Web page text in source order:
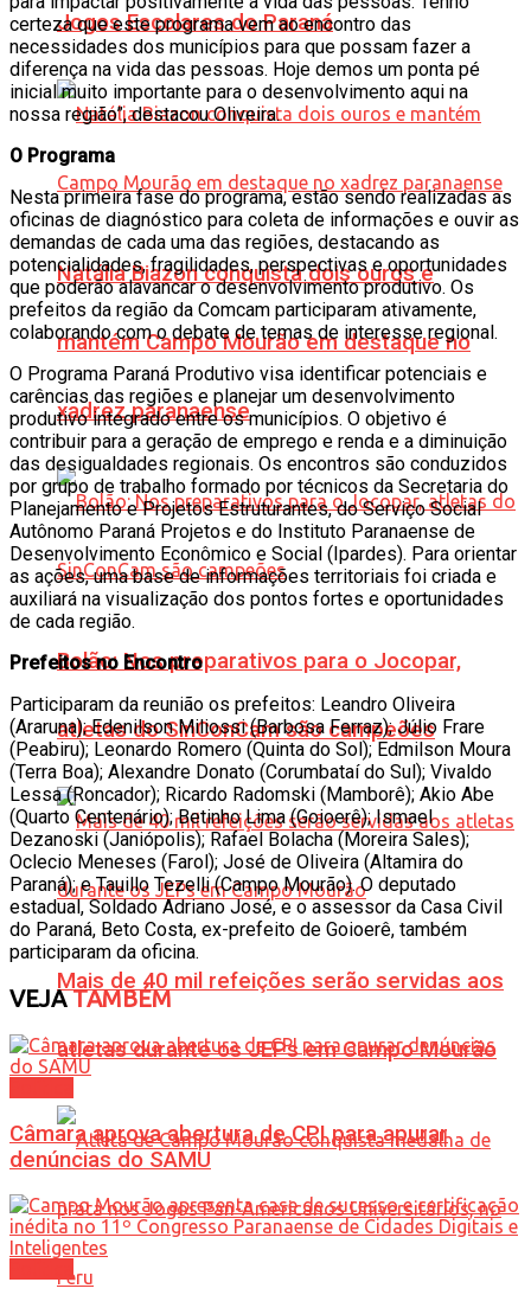
Jogos Escolares do Paraná
Natália Biazon conquista dois ouros e
mantém Campo Mourão em destaque no
xadrez paranaense
Bolão: Nos preparativos para o Jocopar,
atletas do SinConCam são campeões
Mais de 40 mil refeições serão servidas aos
atletas durante os JEPs em Campo Mourão
certeza que este programa vem ao encontro das
necessidades dos municípios para que possam fazer a
diferença na vida das pessoas. Hoje demos um ponta pé
inicial muito importante para o desenvolvimento aqui na
nossa região”, destacou Oliveira.
O Programa
Nesta primeira fase do programa, estão sendo realizadas as
oficinas de diagnóstico para coleta de informações e ouvir as
demandas de cada uma das regiões, destacando as
potencialidades, fragilidades, perspectivas e oportunidades
que poderão alavancar o desenvolvimento produtivo. Os
prefeitos da região da Comcam participaram ativamente,
colaborando com o debate de temas de interesse regional.
O Programa Paraná Produtivo visa identificar potenciais e
carências das regiões e planejar um desenvolvimento
produtivo integrado entre os municípios. O objetivo é
contribuir para a geração de emprego e renda e a diminuição
das desigualdades regionais. Os encontros são conduzidos
por grupo de trabalho formado por técnicos da Secretaria do
Planejamento e Projetos Estruturantes, do Serviço Social
Autônomo Paraná Projetos e do Instituto Paranaense de
Desenvolvimento Econômico e Social (Ipardes). Para orientar
as ações, uma base de informações territoriais foi criada e
auxiliará na visualização dos pontos fortes e oportunidades
de cada região.
Prefeitos no Encontro
Participaram da reunião os prefeitos: Leandro Oliveira
(Araruna); Edenilson Miliossi (Barbosa Ferraz); Júlio Frare
(Peabiru); Leonardo Romero (Quinta do Sol); Edmilson Moura
(Terra Boa); Alexandre Donato (Corumbataí do Sul); Vivaldo
Lessa (Roncador); Ricardo Radomski (Mamborê); Akio Abe
(Quarto Centenário); Betinho Lima (Goioerê); Ismael
Dezanoski (Janiópolis); Rafael Bolacha (Moreira Sales);
Oclecio Meneses (Farol); José de Oliveira (Altamira do
Paraná); e Tauillo Tezelli (Campo Mourão). O deputado
estadual, Soldado Adriano José, e o assessor da Casa Civil
do Paraná, Beto Costa, ex-prefeito de Goioerê, também
participaram da oficina.
VEJATAMBÉM
Câmara aprova abertura de CPI para apurar
denúncias do SAMU